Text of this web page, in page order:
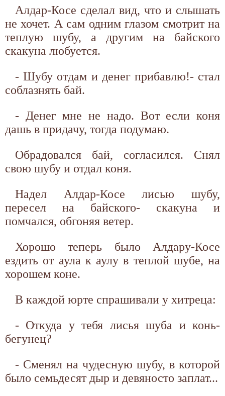
Алдар-Косе сделал вид, что и слышать
не хочет. А сам одним глазом смотрит на
теплую шубу, а другим на байского
скакуна любуется.
- Шубу отдам и денег прибавлю!- стал
соблазнять бай.
- Денег мне не надо. Вот если коня
дашь в придачу, тогда подумаю.
Обрадовался бай, согласился. Снял
свою шубу и отдал коня.
Надел Алдар-Косе лисью шубу,
пересел на байского- скакуна и
помчался, обгоняя ветер.
Хорошо теперь было Алдару-Косе
ездить от аула к аулу в теплой шубе, на
хорошем коне.
В каждой юрте спрашивали у хитреца:
- Откуда у тебя лисья шуба и конь-
бегунец?
- Сменял на чудесную шубу, в которой
было семьдесят дыр и девяносто заплат...